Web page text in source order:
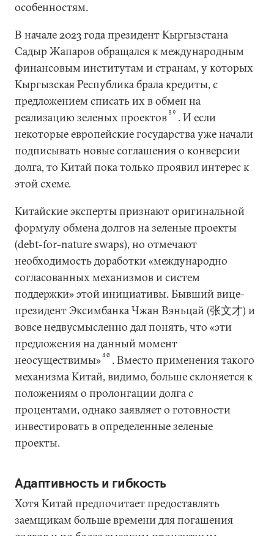
особенностям.
В начале 2023 года президент Кыргызстана
Садыр Жапаров обращался к международным
финансовым институтам и странам, у которых
Кыргызская Республика брала кредиты, с
предложением списать их в обмен на
реализацию зеленых проектов39 . И если
некоторые европейские государства уже начали
подписывать новые соглашения о конверсии
долга, то Китай пока только проявил интерес к
этой схеме.
Китайские эксперты признают оригинальной
формулу обмена долгов на зеленые проекты
(debt-for-nature swaps), но отмечают
необходимость доработки «международно
согласованных механизмов и систем
поддержки» этой инициативы. Бывший вице-
президент Эксимбанка Чжан Вэньцай (张文才) и
вовсе недвусмысленно дал понять, что «эти
предложения на данный момент
неосуществимы»40 . Вместо применения такого
механизма Китай, видимо, больше склоняется к
положениям о пролонгации долга с
процентами, однако заявляет о готовности
инвестировать в определенные зеленые
проекты.
Адаптивность и гибкость
Хотя Китай предпочитает предоставлять
заемщикам больше времени для погашения